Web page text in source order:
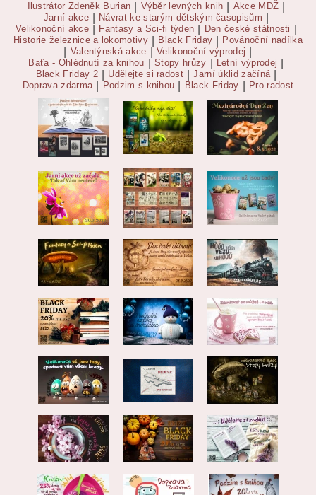
Ilustrátor Zdeněk Burian Výběr levných knih Akce MDŽ
Jarní akce Návrat ke starým dětským časopisům
Velikonoční akce Fantasy a Sci-fi týden Den české státnosti
Historie železnice a lokomotivy Black Friday Povánoční nadílka
Valentýnská akce Velikonoční výprodej
Baťa - Ohlédnutí za knihou Stopy hrůzy Letní výprodej
Black Friday 2 Udělejte si radost Jarní úklid začíná
Doprava zdarma Podzim s knihou Black Friday Pro radost